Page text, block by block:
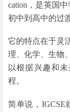
cation，是英国
初中到高中的过
它的特点在于灵
理、化学、生物
以根据兴趣和
程。
简单说，IGCSE